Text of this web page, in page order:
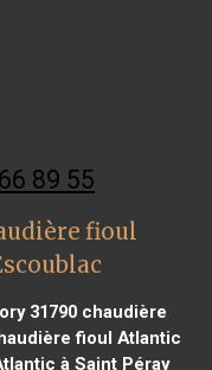
89 55
fioul
31790chaudière
fioul Atlantic
à Saint Péray